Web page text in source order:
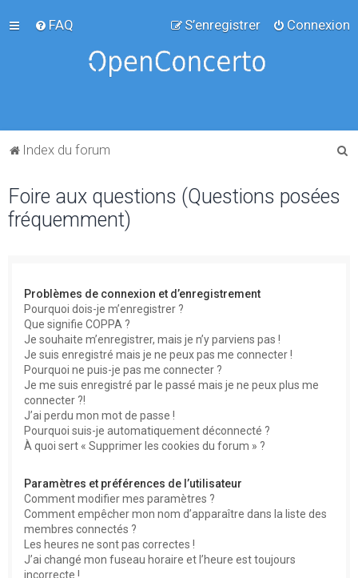
FAQ Connexion
S’enregistrer
Index du forum
Foire aux questions (Questions posées
fréquemment)
Problèmes de connexion et d’enregistrement
Pourquoi dois-je m’enregistrer ?
Que signifie COPPA ?
Je souhaite m’enregistrer, mais je n’y parviens pas !
Je suis enregistré mais je ne peux pas me connecter !
Pourquoi ne puis-je pas me connecter ?
Je me suis enregistré par le passé mais je ne peux plus me
connecter ?!
J’ai perdu mon mot de passe !
Pourquoi suis-je automatiquement déconnecté ?
À quoi sert « Supprimer les cookies du forum » ?
Paramètres et préférences de l’utilisateur
Comment modifier mes paramètres ?
Comment empêcher mon nom d’apparaître dans la liste des
membres connectés ?
Les heures ne sont pas correctes !
J’ai changé mon fuseau horaire et l’heure est toujours
incorrecte !